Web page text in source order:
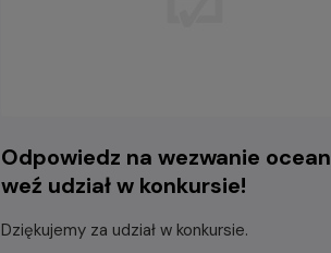
Odpowiedz na wezwanie
weź udział w konkursie!
Dziękujemy za udział w konkursie.